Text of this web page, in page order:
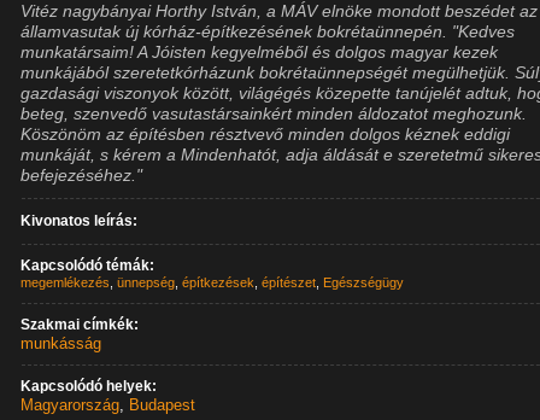
Vitéz nagybányai Horthy István, a MÁV elnöke mondott beszédet az
államvasutak új kórház-építkezésének bokrétaünnepén. "Kedves
munkatársaim! A Jóisten kegyelméből és dolgos magyar kezek
munkájából szeretetkórházunk bokrétaünnepségét megülhetjük.
gazdasági viszonyok között, világégés közepette tanújelét adtuk,
beteg, szenvedő vasutastársainkért minden áldozatot meghozunk.
Köszönöm az építésben résztvevő minden dolgos kéznek eddigi
munkáját, s kérem a Mindenhatót, adja áldását e szeretetmű
befejezéséhez."
Kivonatos leírás:
Kapcsolódó témák:
megemlékezés ,ünnepség ,építkezések ,építészet Egészségügy
Szakmai címkék:
munkásság
Kapcsolódó helyek:
Magyarország, Budapest